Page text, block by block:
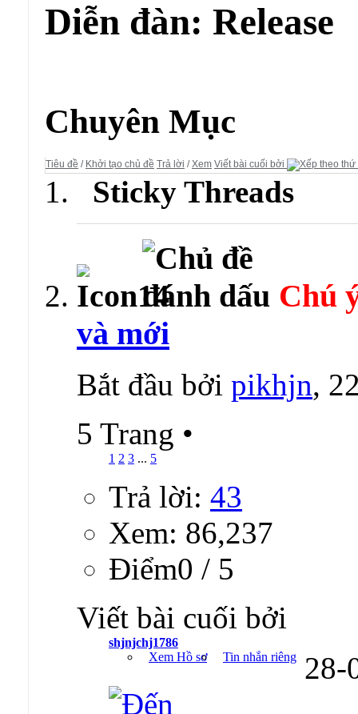
Diễn đàn: Release
Chuyên Mục
Tiêu đề / Khởi tạo chủ đề Trả lời /Xem Viết bài cuối bởi
Sticky Threads
Chú
và mới
Bắt đầu bởi pikhjn,
5 Trang •
1 2 3 ... 5
Trả lời: 43
Xem: 86,237
Ðiểm0 / 5
Viết bài cuối bởi
shjnjchj1786
Xem Hồ sơ
Tin nhắn riêng 28-